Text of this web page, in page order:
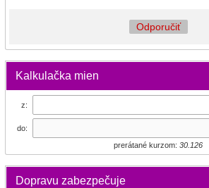
Odporučiť
Kalkulačka mien
z:
do:
prerátané kurzom: 30.126
Dopravu zabezpečuje